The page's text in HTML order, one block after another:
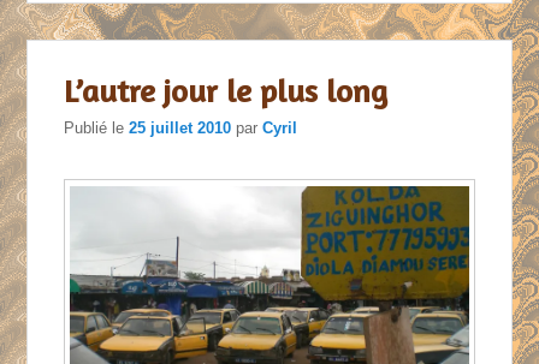
L’autre jour le plus long
Publié le25 juillet 2010 parCyril